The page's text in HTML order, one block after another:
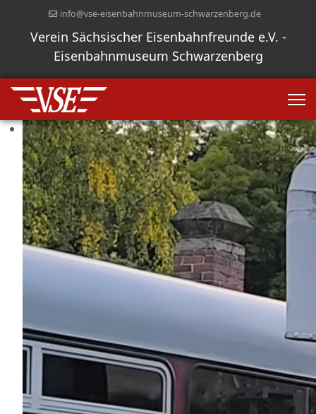
info@vse-eisenbahnmuseum-schwarzenberg.de
Verein Sächsischer Eisenbahnfreunde e.V. -
Eisenbahnmuseum Schwarzenberg